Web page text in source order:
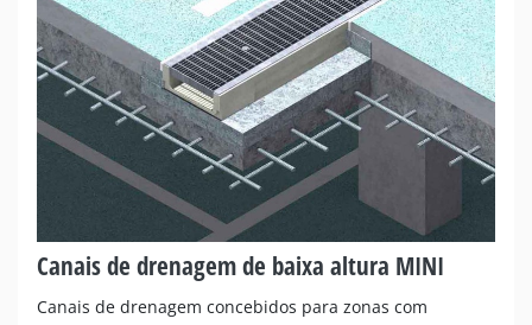
Canais de drenagem de baixa altura MINI
Canais de drenagem concebidos para zonas com